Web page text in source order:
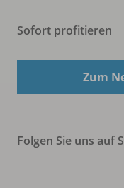
Sofort profitieren
Zum
Folgen Sie uns auf